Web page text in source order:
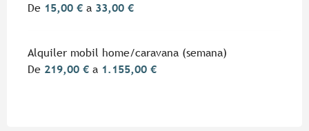
De 15,00 € a 33,00 €
Alquiler mobil home/caravana (semana)
De 219,00 € a 1.155,00 €